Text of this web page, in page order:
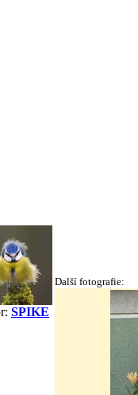
SPIKE
Další fotografie: